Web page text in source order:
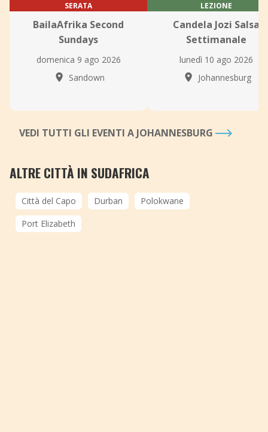
SERATA
BailaAfrika Second
Sundays
domenica 9 ago 2026
Sandown
LEZIONE
Candela Jozi Salsa
Settimanale
lunedì 10 ago 2026
Johannesburg
VEDI TUTTI GLI EVENTI A JOHANNESBURG
ALTRE CITTÀ IN SUDAFRICA
Città del Capo Durban
Polokwane
Port Elizabeth